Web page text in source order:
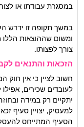
במסגרת עבודתו או
במשך תקופה זו ידרש
ומשום שההוצאות הללו
צורך לפצותו.
הזכאות והתנאים
חשוב לציין כי אין
לעובדים שכירים,
יתקיים רק במידה
למעסיק, יצויין סעיף
הסעיף המתייחס